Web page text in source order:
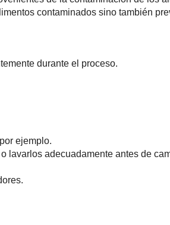
contaminados sino también
durante el proceso.
ejemplo.
lavarlos adecuadamente antes de